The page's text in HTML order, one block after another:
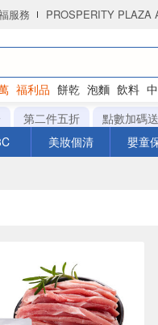
服務 PROSPERITY PLAZA
福利品 餅乾 泡麵 飲料
第二件五折 點數加碼送
美妝個清 嬰童